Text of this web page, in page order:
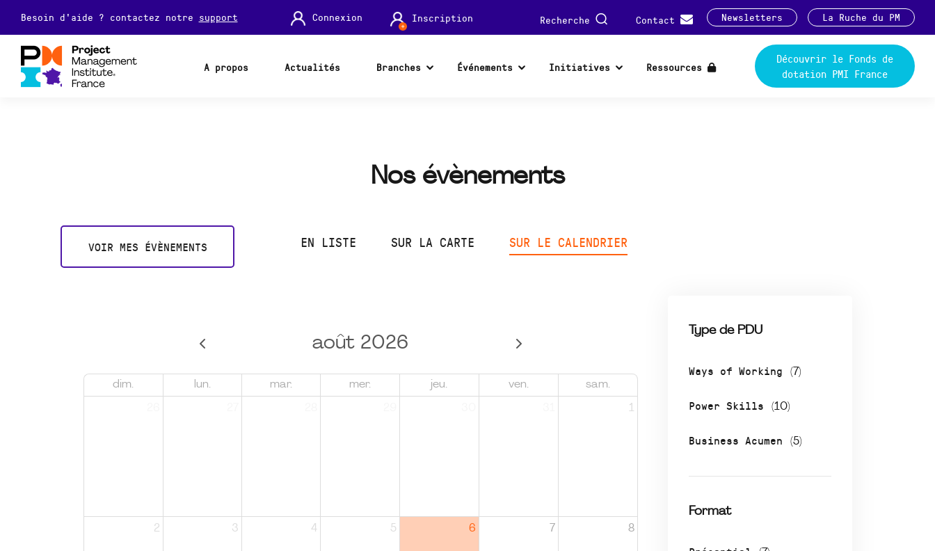
Besoin d'aide ? contactez notre support Connexion Inscription Recherche Contact Newsletters La Ruche du PM
A propos Actualités Branches Événements Initiatives Ressources
Découvrir le Fonds de
dotation PMI France
Nos évènements
VOIR MES ÉVÈNEMENTS EN LISTE SUR LA CARTE SUR LE CALENDRIER
Type de PDU
Ways of Working (7)
Power Skills (10)
Business Acumen (5)
Format
août 2026
dim. lun. mar. mer. jeu. ven. sam.
1
2 3 4 5 6 7 8